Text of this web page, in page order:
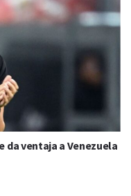
da ventaja a Venezuela